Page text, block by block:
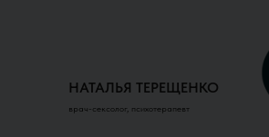
НАТАЛЬЯ ТЕРЕЩЕНКО
врач-сексолог, психотерапевт